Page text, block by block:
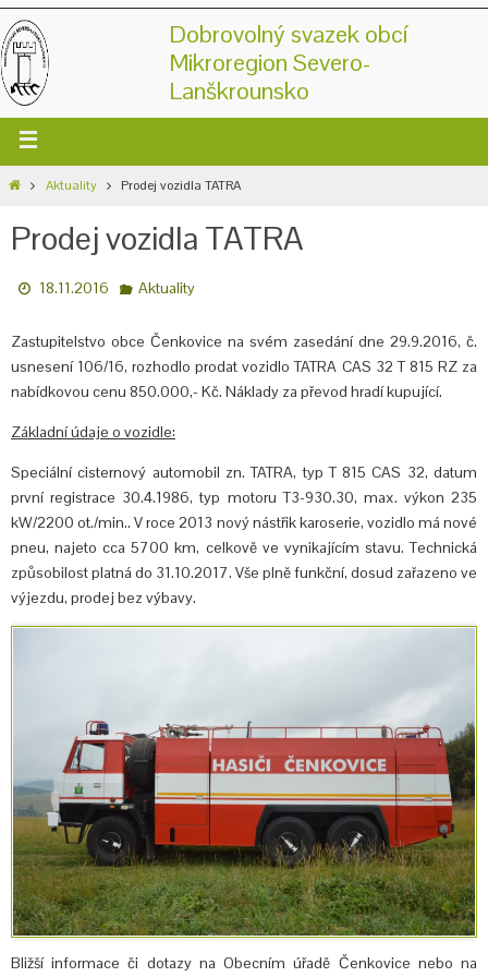
Dobrovolný svazek obcí
Mikroregion Severo-
Lanškrounsko
Aktuality Prodej vozidla TATRA
Prodej vozidla TATRA
18.11.2016 Aktuality
Zastupitelstvo obce Čenkovice na svém zasedání dne 29.9.2016, č.
usnesení 106/16, rozhodlo prodat vozidlo TATRA CAS 32 T 815 RZ za
nabídkovou cenu 850.000,- Kč. Náklady za převod hradí kupující.
Základní údaje o vozidle:
Speciální cisternový automobil zn. TATRA, typ T 815 CAS 32, datum
první registrace 30.4.1986, typ motoru T3-930.30, max. výkon 235
kW/2200 ot./min.. V roce 2013 nový nástřik karoserie, vozidlo má nové
pneu, najeto cca 5700 km, celkově ve vynikajícím stavu. Technická
způsobilost platná do 31.10.2017. Vše plně funkční, dosud zařazeno ve
výjezdu, prodej bez výbavy.
Bližší informace či dotazy na Obecním úřadě Čenkovice nebo na